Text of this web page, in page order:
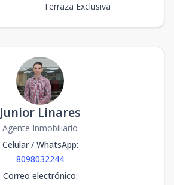
Terraza Exclusiva
Junior Linares
Agente Inmobiliario
Celular / WhatsApp:
8098032244
Correo electrónico: